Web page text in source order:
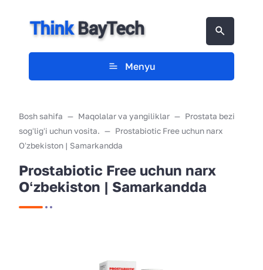
Menyu
Bosh sahifa Maqolalar va yangiliklar
Prostata bezi
sogʻligʻi uchun vosita.
Prostabiotic Free uchun narx
Oʻzbekiston | Samarkandda
Prostabiotic Free uchun narx
Oʻzbekiston | Samarkandda